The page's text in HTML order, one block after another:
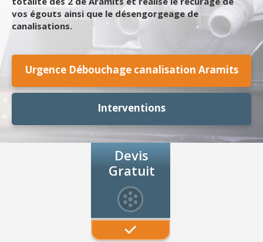
vos égouts ainsi que le désengorgeage de
canalisations.
Urgence Débouchage canalisation Aramits
Interventions
Devis
Gratuit